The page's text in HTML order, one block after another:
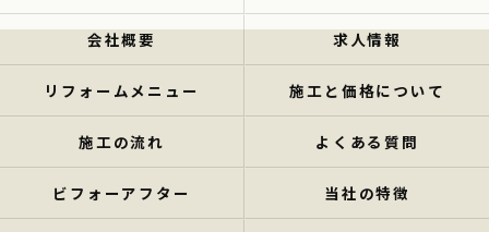
会社概要 求人情報
リフォームメニュー 施工と価格について
施工の流れ よくある質問
ビフォーアフター 当社の特徴